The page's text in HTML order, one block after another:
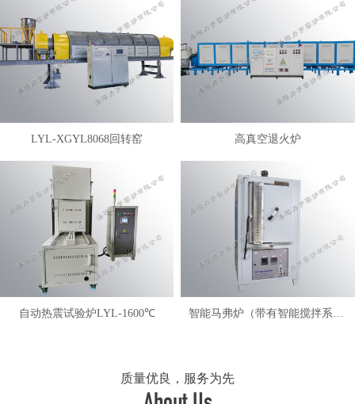
LYL-XGYL8068回转窑 高真空退火炉
自动热震试验炉LYL-1600℃
质量优良，服务为先